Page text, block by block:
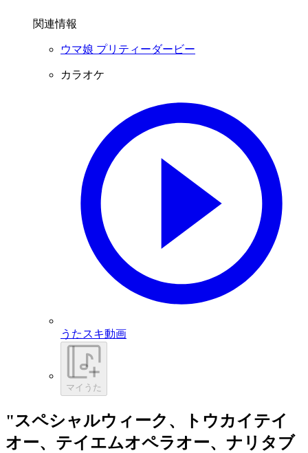
関連情報
ウマ娘 プリティーダービー
カラオケ
うたスキ動画
マイうた
"スペシャルウィーク、トウカイテイ
オー、テイエムオペラオー、ナリタブ